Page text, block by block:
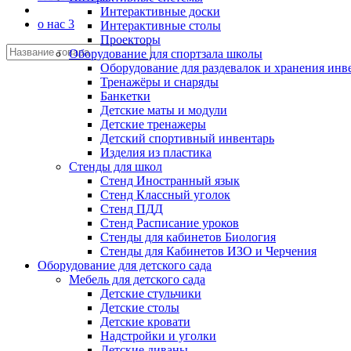
о нас 3
Интерактивные доски
Интерактивные столы
Проекторы
Оборудование для спортзала школы
Оборудование для раздевалок и хранения
Тренажёры и снаряды
Банкетки
Детские маты и модули
Детские тренажеры
Детский спортивный инвентарь
Изделия из пластика
Стенды для школ
Стенд Иностранный язык
Стенд Классный уголок
Стенд ПДД
Стенд Расписание уроков
Стенды для кабинетов Биология
Стенды для Кабинетов ИЗО и Черчения
Оборудование для детского сада
Мебель для детского сада
Детские стульчики
Детские столы
Детские кровати
Надстройки и уголки